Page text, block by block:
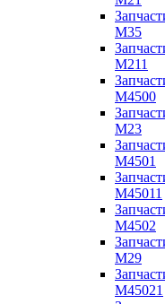
M35
M211
M4500
M23
M4501
M45011
M4502
M29
M45021